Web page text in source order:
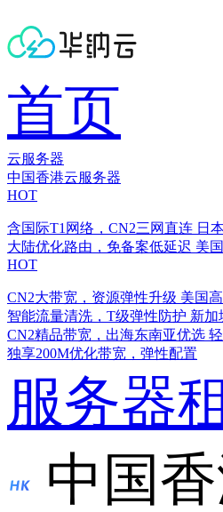
首页
云服务器
中国香港云服务器
HOT
含国际T1网络，CN2三网直连 日
大陆优化路由，免备案低延迟 美
HOT
CN2大带宽，资源弹性升级 美国
智能流量清洗，T级弹性防护 新加
CN2精品带宽，出海东南亚优选
独享200M优化带宽，弹性配置
服务器
中国